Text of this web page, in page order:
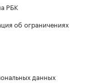
РБК
об ограничениях
данных